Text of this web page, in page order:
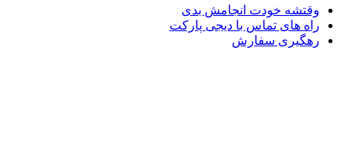
خودت انجامش بدی
های تماس با دیجی پارکت
سفارش